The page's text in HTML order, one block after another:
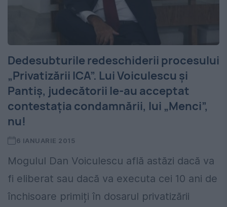
Dedesubturile redeschiderii procesului
„Privatizării ICA”. Lui Voiculescu și
Pantiș, judecătorii le-au acceptat
contestația condamnării, lui „Menci”,
nu!
6 IANUARIE 2015
Mogulul Dan Voiculescu află astăzi dacă va
fi eliberat sau dacă va executa cei 10 ani de
închisoare primiți în dosarul privatizării